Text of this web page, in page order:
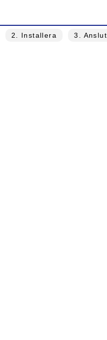
2 . Installera 3 . Anslut